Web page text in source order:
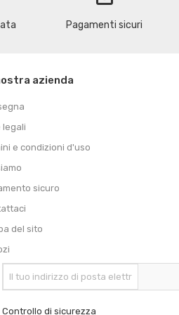
Pagamenti sicuri
azienda
legali
e condizioni d'uso
sicuro
del sito
Controllo di sicurezza